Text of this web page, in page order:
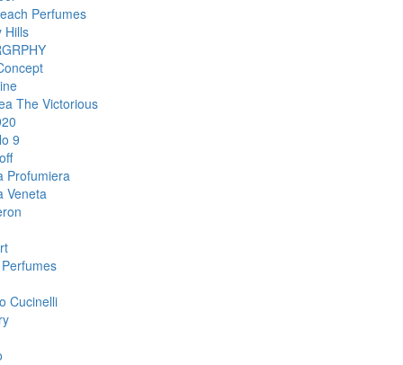
Perfumes
Hills
The Victorious
9
Profumiera
Veneta
Cucinelli